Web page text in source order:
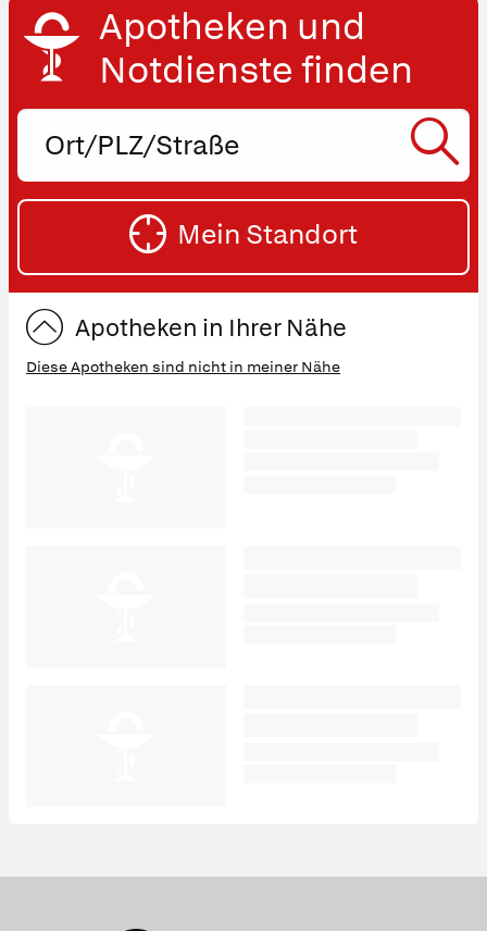
Apotheken und
Notdienste finden
Ort,
oder
Straße
Mein Standort
Apotheken in Ihrer Nähe
Diese Apotheken sind nicht in meiner Nähe